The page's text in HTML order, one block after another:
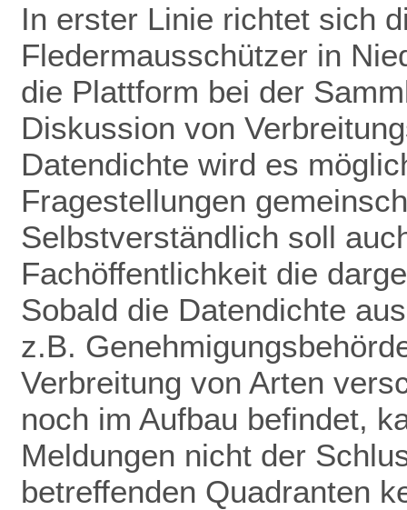
In erster Linie richtet sich
Fledermausschützer in
die Plattform bei der
Diskussion von
Datendichte wird es
Fragestellungen
Selbstverständlich soll
Fachöffentlichkeit die
Sobald die Datendichte
z.B.
Verbreitung von Arten
noch im Aufbau befindet,
Meldungen nicht der
betreffenden Quadranten